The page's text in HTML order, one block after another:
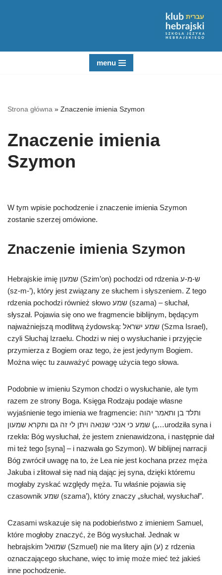
treści
menu
Strona główna » Znaczenie imienia Szymon
Znaczenie imienia
Szymon
W tym wpisie pochodzenie i znaczenie imienia Szymon
zostanie szerzej omówione.
Znaczenie imienia Szymon
Hebrajskie imię שמעון (Szim’on) pochodzi od rdzenia ש-מ-ע
(sz-m-’), który jest związany ze słuchem i słyszeniem. Z tego
rdzenia pochodzi również słowo שמע (szama) – słuchał,
słyszał. Pojawia się ono we fragmencie biblijnym, będącym
najważniejszą modlitwą żydowską: שמע ישראל (Szma Israel),
czyli Słuchaj Izraelu. Chodzi w niej o wysłuchanie i przyjęcie
przymierza z Bogiem oraz tego, że jest jedynym Bogiem.
Można więc tu zauważyć powagę użycia tego słowa.
Podobnie w imieniu Szymon chodzi o wysłuchanie, ale tym
razem ze strony Boga. Księga Rodzaju podaje własne
wyjaśnienie tego imienia we fragmencie: ותלד בן ותאמר יהוה
שמע כי אנכי שנואה ויתן לי זה גם ותקרא שמעון („…urodziła syna i
rzekła: Bóg wysłuchał, że jestem znienawidzona, i następnie dał
mi też tego [syna] – i nazwała go Szymon). W biblijnej narracji
Bóg zwrócił uwagę na to, że Lea nie jest kochana przez męża
Jakuba i zlitował się nad nią dając jej syna, dzięki któremu
mogłaby zyskać względy męża. Tu właśnie pojawia się
czasownik שמע (szama’), który znaczy „słuchał, wysłuchał”.
Czasami wskazuje się na podobieństwo z imieniem Samuel,
które mogłoby znaczyć, że Bóg wysłuchał. Jednak w
hebrajskim שמואל (Szmuel) nie ma litery ajin (ע) z rdzenia
oznaczającego słuchane, więc to imię może mieć też jakieś
inne pochodzenie.